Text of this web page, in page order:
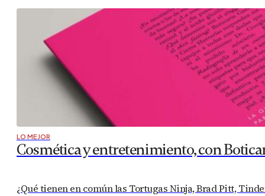
LO MEJOR
Cosmética y entretenimiento, con
¿Qué tienen en común las Tortugas Ninja, Brad Pitt,